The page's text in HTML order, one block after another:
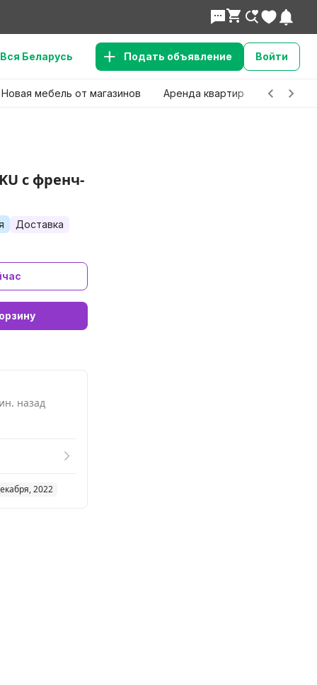
Вся Беларусь Подать объявление Войти
Новая мебель от магазинов Аренда квартир Детские
с френч-
Доставка
назад
2022